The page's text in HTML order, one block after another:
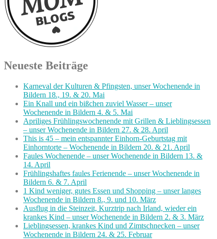
Neueste Beiträge
Karneval der Kulturen & Pfingsten, unser Wochenende in
Bildern 18., 19. & 20. Mai
Ein Knall und ein bißchen zuviel Wasser – unser
Wochenende in Bildern 4. & 5. Mai
Apriliges Frühlingswochenende mit Grillen & Lieblingsessen
– unser Wochenende in Bildern 27. & 28. April
This is 45 – mein entspannter Einhorn-Geburtstag mit
Einhorntorte – Wochenende in Bildern 20. & 21. April
Faules Wochenende – unser Wochenende in Bildern 13. &
14. April
Frühlingshaftes faules Ferienende – unser Wochenende in
Bildern 6. & 7. April
1 Kind weniger, gutes Essen und Shopping – unser langes
Wochenende in Bildern 8., 9. und 10. März
Ausflug in die Steinzeit, Kurztrip nach Irland, wieder ein
krankes Kind – unser Wochenende in Bildern 2. & 3. März
Lieblingsessen, krankes Kind und Zimtschnecken – unser
Wochenende in Bildern 24. & 25. Februar